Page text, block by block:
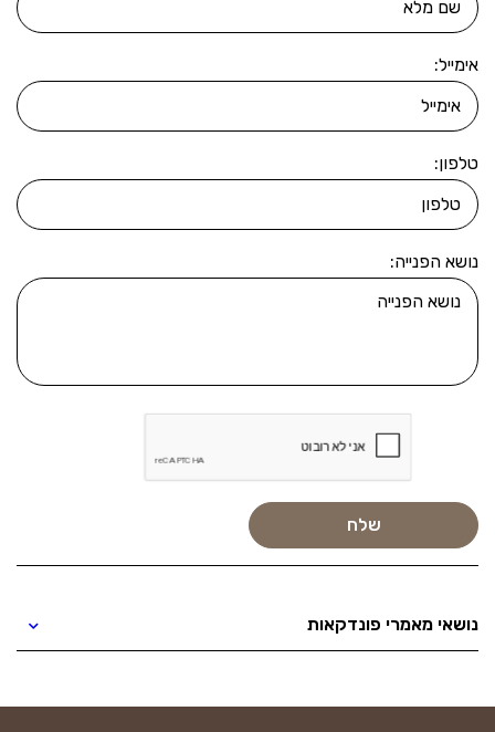
אימייל:
טלפון:
נושא הפנייה:
נושאי מאמרי פונדקאות